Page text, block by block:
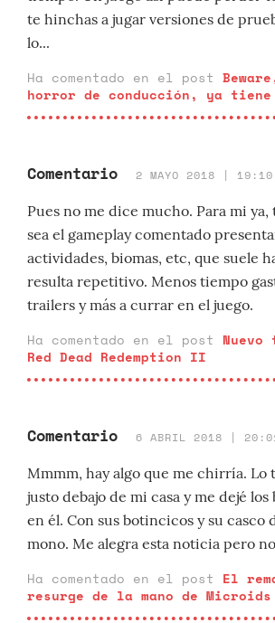
te hinchas a jugar versiones de
lo...
Ha comentado en el post
horror de conducción, ya tiene
Comentario 2 MAYO 2018 | 19:10
Pues no me dice mucho. Para mi
sea el gameplay comentado
actividades, biomas, etc, que suele
resulta repetitivo. Menos tiempo
trailers y más a currar en el juego.
Ha comentado en el post
Red Dead Redemption II
Comentario 6 ABRIL 2018 |
Mmmm, hay algo que me chirría. Lo
justo debajo de mi casa y me dejé
en él. Con sus botincicos y su casco
mono. Me alegra esta noticia pero
Ha comentado en el post El
resurge de la mano de Microids